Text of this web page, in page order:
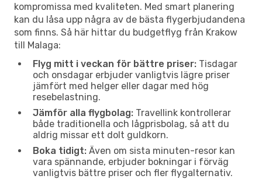
kompromissa med kvaliteten. Med smart planering
kan du låsa upp några av de bästa flygerbjudandena
som finns. Så här hittar du budgetflyg från Krakow
till Malaga:
Flyg mitt i veckan för bättre priser: Tisdagar
och onsdagar erbjuder vanligtvis lägre priser
jämfört med helger eller dagar med hög
resebelastning.
Jämför alla flygbolag: Travellink kontrollerar
både traditionella och lågprisbolag, så att du
aldrig missar ett dolt guldkorn.
Boka tidigt: Även om sista minuten-resor kan
vara spännande, erbjuder bokningar i förväg
vanligtvis bättre priser och fler flygalternativ.